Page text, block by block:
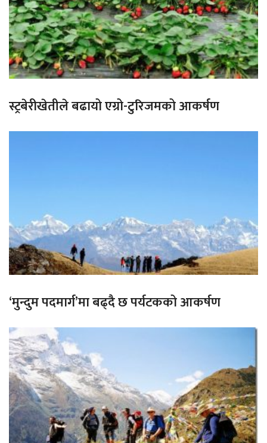
स्ट्रबेरीखेतीले बढायो एग्रो-टुरिजमको आकर्षण
‘मुन्दुम पदमार्ग’मा बढ्दै छ पर्यटकको आकर्षण